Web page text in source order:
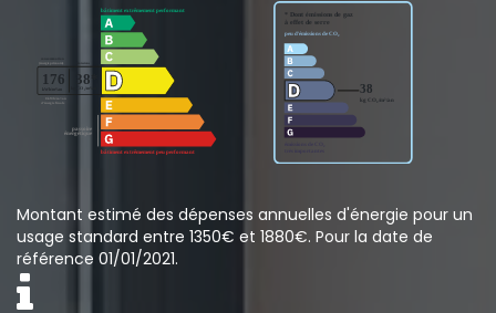
Montant estimé des dépenses annuelles d'énergie pour un
usage standard entre 1350€ et 1880€. Pour la date de
référence 01/01/2021.